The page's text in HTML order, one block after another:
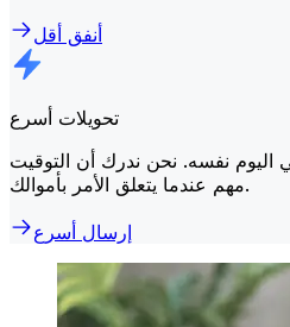
أنفق أقل
تحويلات أسرع
اليوم نفسه. نحن ندرك أن التوقيت
مهم عندما يتعلق الأمر بأموالك.
إرسال أسرع